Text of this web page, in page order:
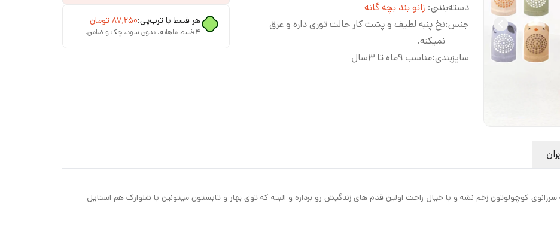
دسته‌بندی: زانو بند بچه گانه
جنس:نخ پنبه لطیف و پشت کار حالت توری داره و عرق
نمیکنه.
سایزبندی:مناسب ۹ماه تا ۳سال
هر قسط با ترب‌پی:۸۷٬۲۵۰ تومان
۴ قسط ماهانه. بدون سود، چک و ضامن.
کوچولوتون زخم نشه و با خیال راحت اولین قدم های زندگیش رو برداره و البته که توی بهار و تابستون میتونین با شلوارک هم استایل